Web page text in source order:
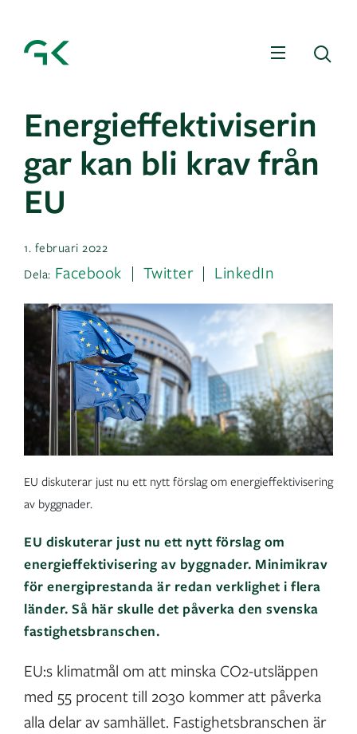
Meny
Energieffektiviserin
gar kan bli krav från
EU
1. februari 2022
Dela: Facebook Twitter LinkedIn
EU diskuterar just nu ett nytt förslag om energieffektivisering
av byggnader.
EU diskuterar just nu ett nytt förslag om
energieffektivisering av byggnader. Minimikrav
för energiprestanda är redan verklighet i flera
länder. Så här skulle det påverka den svenska
fastighetsbranschen.
EU:s klimatmål om att minska CO2-utsläppen
med 55 procent till 2030 kommer att påverka
alla delar av samhället. Fastighetsbranschen är